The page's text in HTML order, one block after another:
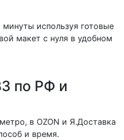
используя готовые
макет с нуля в удобном
по РФ и
в OZON и Я.Доставка
и время.